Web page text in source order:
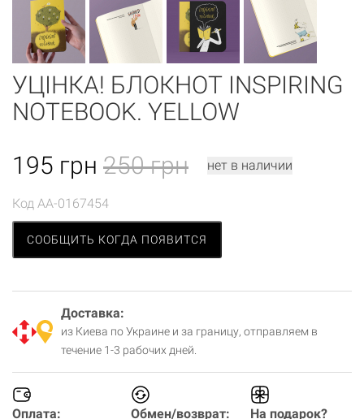
УЦІНКА! БЛОКНОТ INSPIRING
NOTEBOOK. YELLOW
195 грн 250 грн нет в наличии
Код AA-0167454
СООБЩИТЬ КОГДА ПОЯВИТСЯ
Доставка:
из Киева по Украине и за границу, отправляем в
течение 1-3 рабочих дней.
Оплата: Обмен/возврат: На подарок?